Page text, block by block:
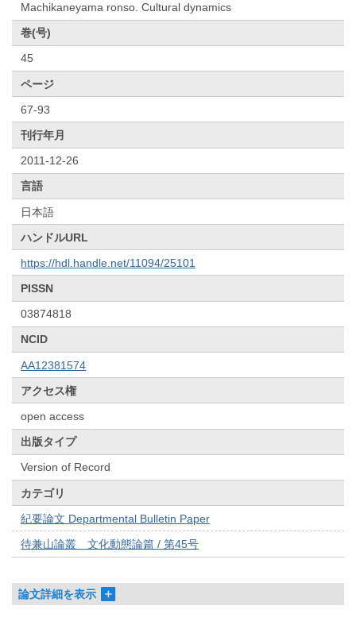
Machikaneyama ronso. Cultural dynamics
巻(号)
45
ページ
67-93
刊行年月
2011-12-26
言語
日本語
ハンドルURL
https://hdl.handle.net/11094/25101
PISSN
03874818
NCID
AA12381574
アクセス権
open access
出版タイプ
Version of Record
カテゴリ
紀要論文 Departmental Bulletin Paper
待兼山論叢 文化動態論篇 / 第45号
論文詳細を表示